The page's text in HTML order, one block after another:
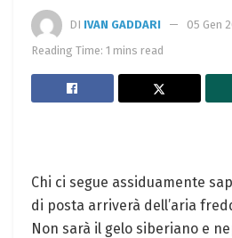
DI IVAN GADDARI
05 Gen
Reading Time: 1 mins read
Chi ci segue assiduamente
di posta arriverà dell’aria
Non sarà il gelo siberiano e